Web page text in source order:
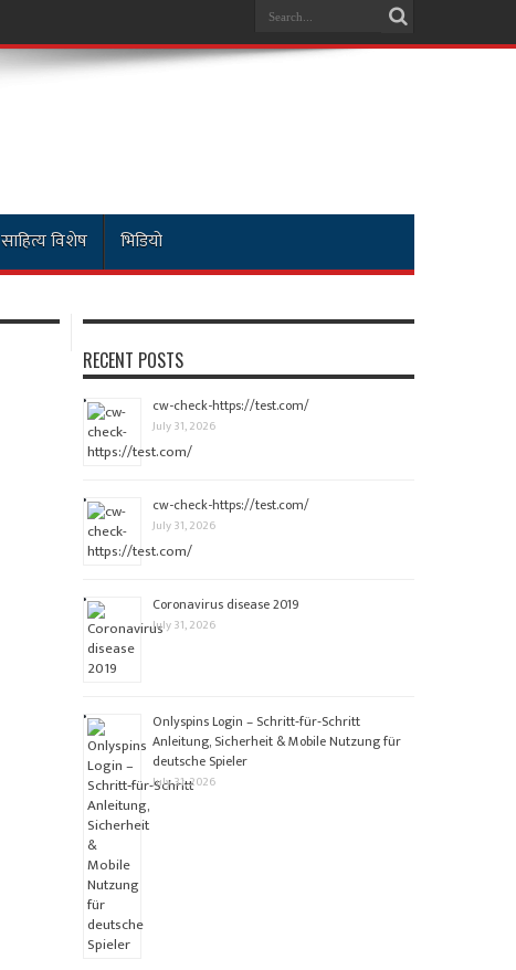
साहित्य विशेष भिडियो
RECENT POSTS
cw-check-https://test.com/
July 31, 2026
cw-check-https://test.com/
July 31, 2026
Coronavirus disease 2019
July 31, 2026
Onlyspins Login – Schritt‑für‑Schritt
Anleitung, Sicherheit & Mobile Nutzung für
deutsche Spieler
July 31, 2026